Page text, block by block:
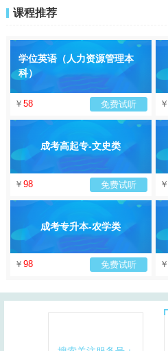
课程推荐
学位英语（人力资源管理本
科）
￥ 58 免费试听 ￥
成考高起专-文史类
￥ 98 免费试听 ￥
成考专升本-农学类
￥ 98 免费试听 ￥